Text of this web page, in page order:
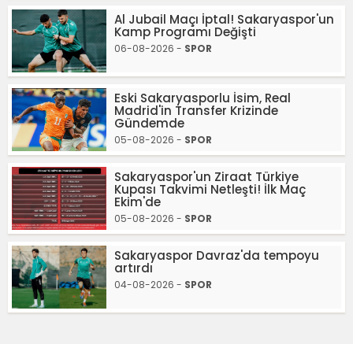
Al Jubail Maçı İptal! Sakaryaspor'un
Kamp Programı Değişti
06-08-2026 - SPOR
Eski Sakaryasporlu İsim, Real
Madrid'in Transfer Krizinde
Gündemde
05-08-2026 - SPOR
Sakaryaspor'un Ziraat Türkiye
Kupası Takvimi Netleşti! İlk Maç
Ekim'de
05-08-2026 - SPOR
Sakaryaspor Davraz'da tempoyu
artırdı
04-08-2026 - SPOR